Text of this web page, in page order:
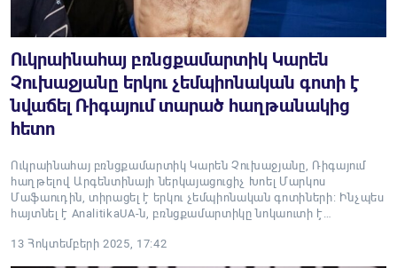
Ուկրաինահայ բռնցքամարտիկ Կարեն
Չուխաջյանը երկու չեմպիոնական գոտի է
նվաճել Ռիգայում տարած հաղթանակից
հետո
Ուկրաինահայ բռնցքամարտիկ Կարեն Չուխաջյանը, Ռիգայում
հաղթելով Արգենտինայի ներկայացուցիչ Խոել Մարկոս
Մաֆաուդին, տիրացել է երկու չեմպիոնական գոտիների: Ինչպես
հայտնել է AnalitikaUA-ն, բռնցքամարտիկը նոկաուտի է…
13 Հոկտեմբերի 2025, 17:42